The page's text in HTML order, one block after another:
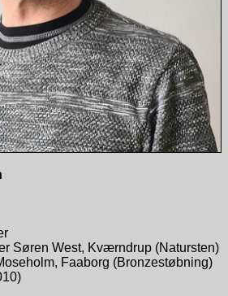
Søren West, Kværndrup (Natursten)
Faaborg (Bronzestøbning)